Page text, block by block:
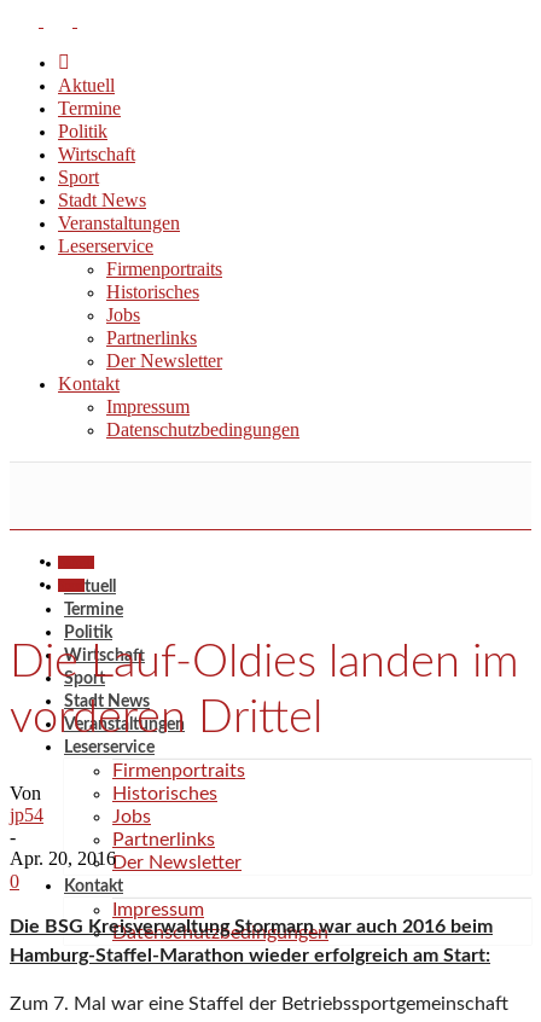
Aktuell
Termine
Politik
Wirtschaft
Sport
Stadt News
Veranstaltungen
Leserservice
Firmenportraits
Historisches
Jobs
Partnerlinks
Der Newsletter
Kontakt
Impressum
Datenschutzbedingungen
Aktuell
Termine
Politik
Wirtschaft
Sport
Stadt News
Veranstaltungen
Leserservice
Firmenportraits
Historisches
Jobs
Partnerlinks
Der Newsletter
Kontakt
Impressum
Datenschutzbedingungen
Die Lauf-Oldies landen im
vorderen Drittel
Von
jp54
-
Apr. 20, 2016
0
Die BSG Kreisverwaltung Stormarn war auch 2016 beim
Hamburg-Staffel-Marathon wieder erfolgreich am Start:
Zum 7. Mal war eine Staffel der Betriebssportgemeinschaft